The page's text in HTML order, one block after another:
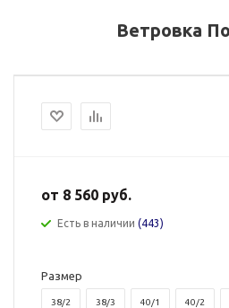
Ветровка
от 8 560 руб.
Есть в наличии (443)
Размер
38/2 38/3 40/1 40/2